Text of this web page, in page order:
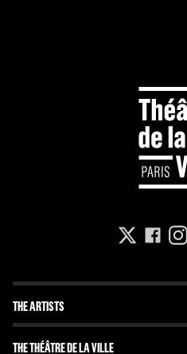
THE ARTISTS
The Troupe
THE THÉÂTRE DE LA VILLE